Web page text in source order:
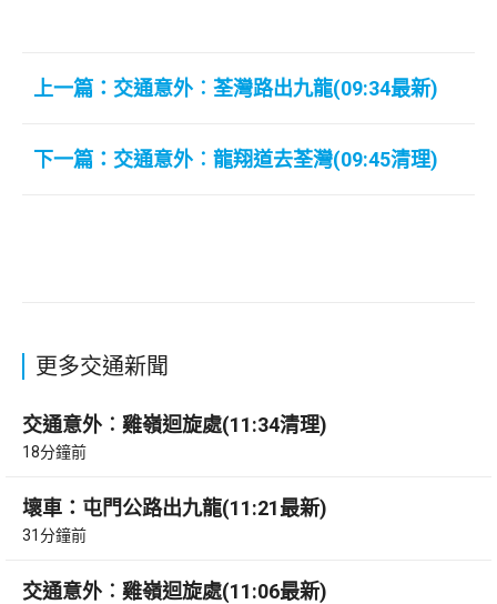
上一篇：交通意外︰荃灣路出九龍(09:34最新)
下一篇：交通意外︰龍翔道去荃灣(09:45清理)
更多交通新聞
交通意外︰雞嶺迴旋處(11:34清理)
18分鐘前
壞車：屯門公路出九龍(11:21最新)
31分鐘前
交通意外︰雞嶺迴旋處(11:06最新)